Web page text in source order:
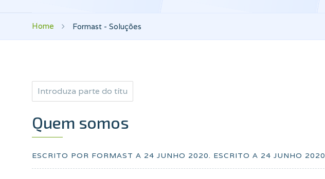
Home Formast - Soluções
Quem somos
ESCRITO POR FORMAST A 24 JUNHO 2020. ESCRITO A 24 JUNHO 2020